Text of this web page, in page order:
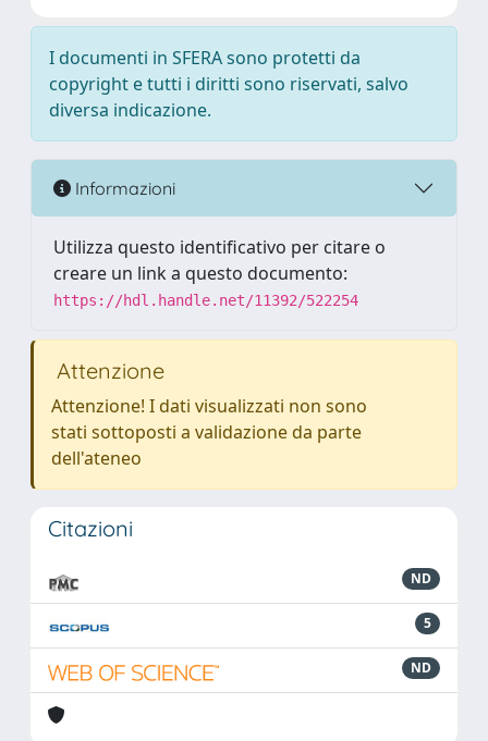
I documenti in SFERA sono protetti da
copyright e tutti i diritti sono riservati, salvo
diversa indicazione.
Informazioni
Utilizza questo identificativo per citare o
creare un link a questo documento:
https://hdl.handle.net/11392/522254
Attenzione
Attenzione! I dati visualizzati non sono
stati sottoposti a validazione da parte
dell'ateneo
Citazioni
ND
5
ND